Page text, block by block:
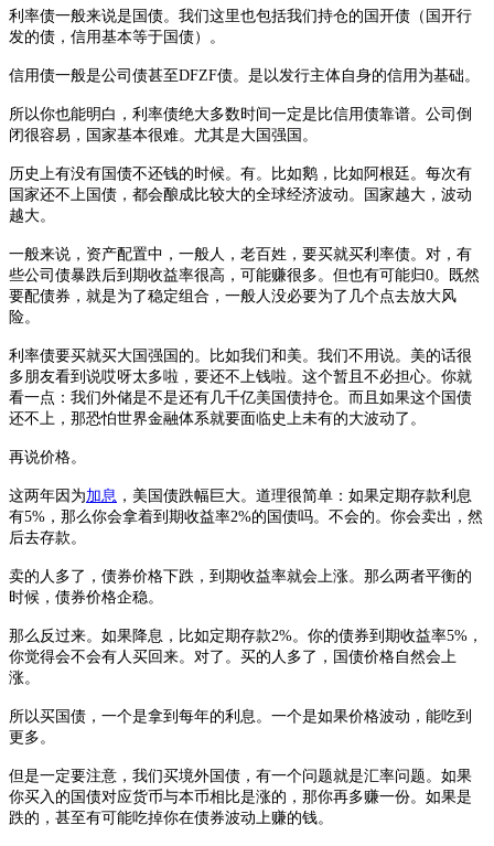
利率债一般来说是国债。我们这里也包括我们持仓的国开债（国开行
发的债，信用基本等于国债）。
信用债一般是公司债甚至DFZF债。是以发行主体自身的信用为基础。
所以你也能明白，利率债绝大多数时间一定是比信用债靠谱。公司倒
闭很容易，国家基本很难。尤其是大国强国。
历史上有没有国债不还钱的时候。有。比如鹅，比如阿根廷。每次有
国家还不上国债，都会酿成比较大的全球经济波动。国家越大，波动
越大。
一般来说，资产配置中，一般人，老百姓，要买就买利率债。对，有
些公司债暴跌后到期收益率很高，可能赚很多。但也有可能归0。既然
要配债券，就是为了稳定组合，一般人没必要为了几个点去放大风
险。
利率债要买就买大国强国的。比如我们和美。我们不用说。美的话很
多朋友看到说哎呀太多啦，要还不上钱啦。这个暂且不必担心。你就
看一点：我们外储是不是还有几千亿美国债持仓。而且如果这个国债
还不上，那恐怕世界金融体系就要面临史上未有的大波动了。
再说价格。
这两年因为加息 ，美国债跌幅巨大。道理很简单：如果定期存款利息
有5%，那么你会拿着到期收益率2%的国债吗。不会的。你会卖出，然
后去存款。
卖的人多了，债券价格下跌，到期收益率就会上涨。那么两者平衡的
时候，债券价格企稳。
那么反过来。如果降息，比如定期存款2%。你的债券到期收益率5%，
你觉得会不会有人买回来。对了。买的人多了，国债价格自然会上
涨。
所以买国债，一个是拿到每年的利息。一个是如果价格波动，能吃到
更多。
但是一定要注意，我们买境外国债，有一个问题就是汇率问题。如果
你买入的国债对应货币与本币相比是涨的，那你再多赚一份。如果是
跌的，甚至有可能吃掉你在债券波动上赚的钱。